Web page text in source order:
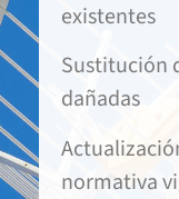
existentes
Sustitución
dañadas
normativa